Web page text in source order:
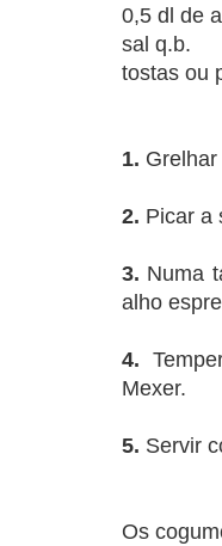
0,5 dl de
sal q.b.
tostas ou
1.
2. Picar a
3. Numa
alho
4.
Mexer.
5. Servir
Os